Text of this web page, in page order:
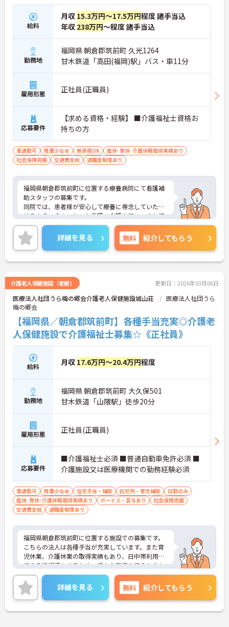
給料
月収 15.3万円～17.5万円程度 諸手当込
年収 238万円～程度 諸手当込
勤務地
福岡県 朝倉郡筑前町 久光1264
甘木鉄道「高田(福岡)駅」バス・車11分
雇用形態 正社員(正職員)
応募要件
【求める資格・経験】 ■介護福祉士資格お
持ちの方
車通勤可 残業少なめ 無資格OK
産休･育休･介護休暇取得実績あり
社会保険完備
交通費支給 退職金制度あり
福岡県朝倉郡筑前町に位置する療養病院にて看護補
助スタッフの募集です。
同院では、患者様が安心して療養に専念していただ
けるよう、心のこもった看護・介護を行い、また清
潔で快適な療養環境の提供を心がけています。
ご興味のある方には、面接対策ポイントなど、さら
に詳細をお話しいたしますので、お気軽にご相談く
ださい。
詳細を見る 無料 紹介してもらう
介護老人保健施設（老健） 更新日：2026年03月06日
医療法人社団うら梅の郷会介護老人保健施設城山荘
医療法人社団うら
梅の郷会
【福岡県／朝倉郡筑前町】各種手当充実◎介護老
人保健施設で介護福祉士募集☆《正社員》
給料 月収 17.6万円～20.4万円程度
勤務地
福岡県 朝倉郡筑前町 大久保501
甘木鉄道「山隈駅」徒歩20分
雇用形態 正社員(正職員)
応募要件
■介護福祉士必須 ■普通自動車免許必須 ■
介護施設又は医療機関での勤務経験必須
車通勤可 残業少なめ 住宅手当・補助 託児所・育児補助
日勤のみ
産休･育休･介護休暇取得実績あり
ボーナス・賞与あり
社会保険完備
交通費支給
退職金制度あり
福岡県朝倉郡筑前町に位置する施設での募集です。
こちらの法人は各種手当が充実しています。また育
児休業、介護休業の取得実績もあり、日中帯利用が
できる託児所もあるため、様々な事情を抱えた方も
安心して働くことができます。ご興味のある方はご
面接のポイントをお伝えしますので、お気軽にお問
い合わせください。
詳細を見る 無料 紹介してもらう